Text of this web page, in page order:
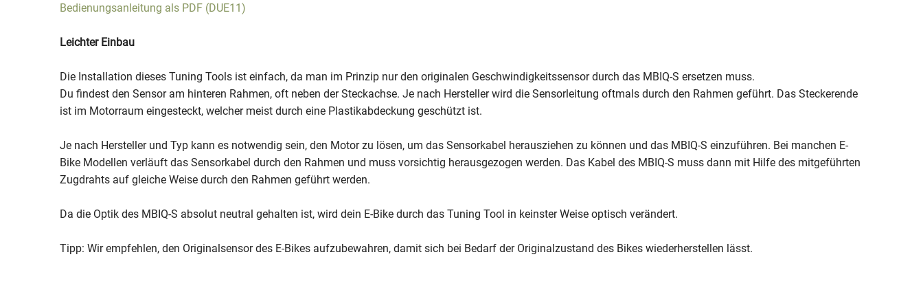
Bedienungsanleitung als PDF (DUE11)
Leichter Einbau
Die Installation dieses Tuning Tools ist einfach, da man im Prinzip nur den originalen Geschwindigkeitssensor durch das MBIQ-S ersetzen muss.
Du findest den Sensor am hinteren Rahmen, oft neben der Steckachse. Je nach Hersteller wird die Sensorleitung oftmals durch den Rahmen geführt. Das Steckerende
ist im Motorraum eingesteckt, welcher meist durch eine Plastikabdeckung geschützt ist.
Je nach Hersteller und Typ kann es notwendig sein, den Motor zu lösen, um das Sensorkabel herausziehen zu können und das MBIQ-S einzuführen. Bei manchen E-
Bike Modellen verläuft das Sensorkabel durch den Rahmen und muss vorsichtig herausgezogen werden. Das Kabel des MBIQ-S muss dann mit Hilfe des mitgeführten
Zugdrahts auf gleiche Weise durch den Rahmen geführt werden.
Da die Optik des MBIQ-S absolut neutral gehalten ist, wird dein E-Bike durch das Tuning Tool in keinster Weise optisch verändert.
Tipp: Wir empfehlen, den Originalsensor des E-Bikes aufzubewahren, damit sich bei Bedarf der Originalzustand des Bikes wiederherstellen lässt.